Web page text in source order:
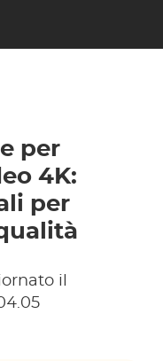
per
4K:
per
il